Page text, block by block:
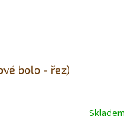
bolo - řez)
Skladem